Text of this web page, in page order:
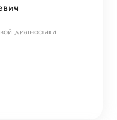
диагностики